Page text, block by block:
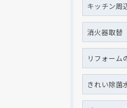
キッチン周
消火器取替
リフォーム
きれい除菌